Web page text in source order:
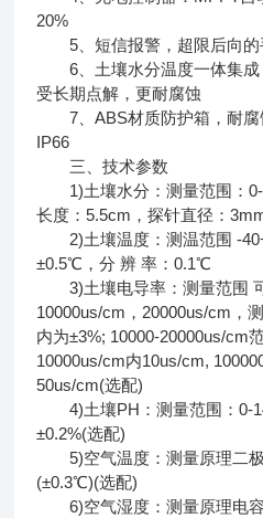
20%
5、短信报警，超限后向的
6、土壤水分温度一体集成
受长期点解，更耐腐蚀
7、ABS材质防护箱，耐腐
IP66
三、技术参数
1)土壤水分：测量范围：0-
长度：5.5cm，探针直径：
2)土壤温度：测温范围 -
±0.5℃，分 辨 率：0.1℃
3)土壤电导率：测量范围 可
10000us/cm，20000us/cm，
内为±3%; 10000-20000us/cm
10000us/cm内10us/cm,
50us/cm(选配)
4)土壤PH：测量范围：0-14
±0.2%(选配)
5)空气温度：测量原理二
(±0.3℃)(选配)
6)空气湿度：测量原理电容